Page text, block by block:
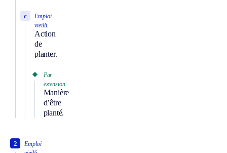
Emploi
vieilli.
Action
de
planter.
c
Par
extension.
Manière
d’être
planté.
Emploi
2